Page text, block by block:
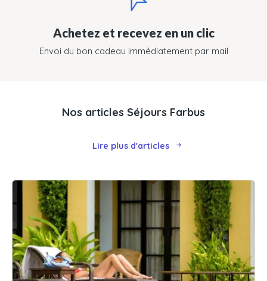
Achetez et recevez en un clic
Envoi du bon cadeau immédiatement par mail
Nos articles Séjours Farbus
Lire plus d'articles